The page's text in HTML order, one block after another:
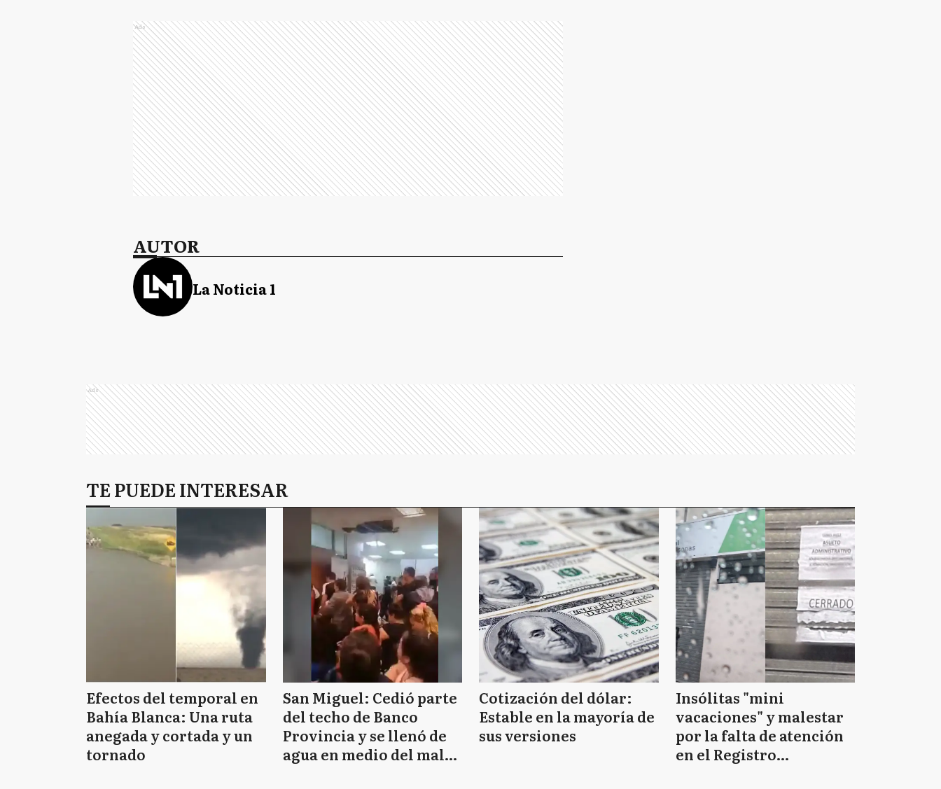
Ads
AUTOR
La Noticia 1
Ads
TE PUEDE INTERESAR
Efectos del temporal en
Bahía Blanca: Una ruta
anegada y cortada y un
tornado
San Miguel: Cedió parte
del techo de Banco
Provincia y se llenó de
agua en medio del mal
Cotización del dólar:
Estable en la mayoría de
sus versiones
Insólitas "mini
vacaciones" y malestar
por la falta de atención
en el Registro